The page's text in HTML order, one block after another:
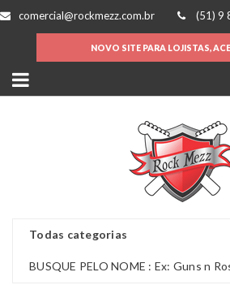
comercial@rockmezz.com.br (51) 9
NOVO SITE PARA LOJISTAS,